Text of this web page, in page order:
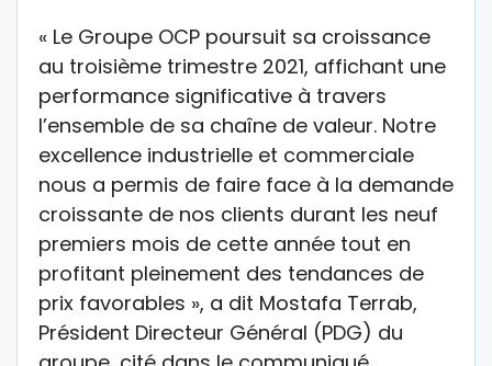
« Le Groupe OCP poursuit sa croissance
au troisième trimestre 2021, affichant une
performance significative à travers
l’ensemble de sa chaîne de valeur. Notre
excellence industrielle et commerciale
nous a permis de faire face à la demande
croissante de nos clients durant les neuf
premiers mois de cette année tout en
profitant pleinement des tendances de
prix favorables », a dit Mostafa Terrab,
Président Directeur Général (PDG) du